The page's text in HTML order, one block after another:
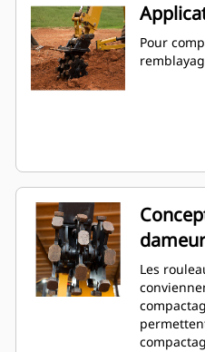
Pour
patin
Les